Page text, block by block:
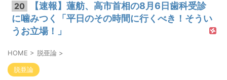
20
【速報】蓮舫、高市首相の8月6日歯科受診
に噛みつく「平日のその時間に行くべき！そうい
うお立場！」
HOME > 脱亜論 >
脱亜論